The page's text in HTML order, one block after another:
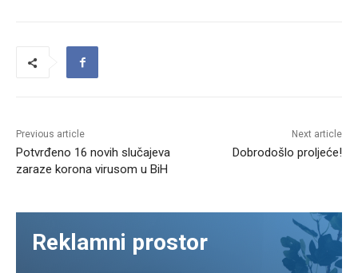
Previous article
Potvrđeno 16 novih slučajeva
zaraze korona virusom u BiH
Next article
Dobrodošlo proljeće!
Reklamni prostor